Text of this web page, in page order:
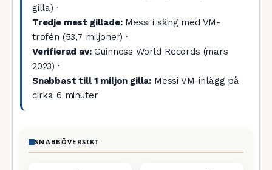
gilla) ·
Tredje mest gillade:Messi i säng med VM-
trofén (53,7 miljoner) ·
Verifierad av:Guinness World Records (mars
2023) ·
Snabbast till 1 miljon gilla: Messi VM-inlägg på
cirka 6 minuter
SNABBÖVERSIKT